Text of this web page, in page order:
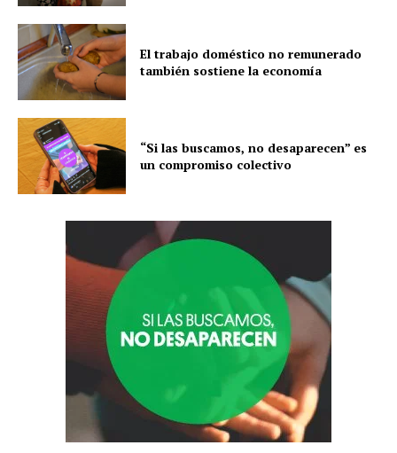
El trabajo doméstico no remunerado
también sostiene la economía
“Si las buscamos, no desaparecen” es
un compromiso colectivo